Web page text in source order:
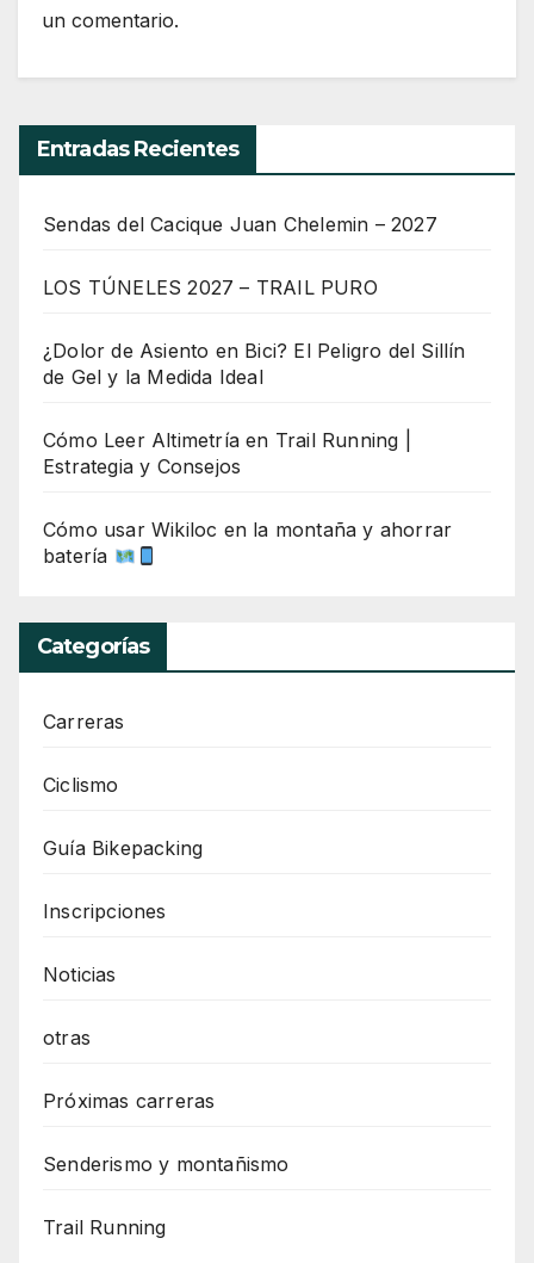
un comentario.
Entradas Recientes
Sendas del Cacique Juan Chelemin – 2027
LOS TÚNELES 2027 – TRAIL PURO
¿Dolor de Asiento en Bici? El Peligro del Sillín
de Gel y la Medida Ideal
Cómo Leer Altimetría en Trail Running |
Estrategia y Consejos
Cómo usar Wikiloc en la montaña y ahorrar
batería
Categorías
Carreras
Ciclismo
Guía Bikepacking
Inscripciones
Noticias
otras
Próximas carreras
Senderismo y montañismo
Trail Running